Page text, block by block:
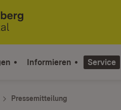
Informieren Service
Pressemitteilung